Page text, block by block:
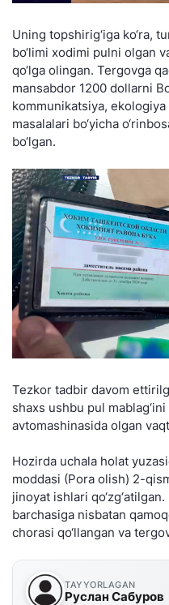
Uning topshirig‘iga ko‘ra,
bo‘limi xodimi pulni olgan
qo‘lga olingan. Tergovga
mansabdor 1200 dollarni
kommunikatsiya, ekologiya
masalalari bo‘yicha
bo‘lgan.
Tezkor tadbir davom
shaxs ushbu pul
avtomashinasida olgan
Hozirda uchala holat
moddasi (Pora olish) 2-
jinoyat ishlari
barchasiga nisbatan
chorasi qo‘llangan va
TAYYORLAGAN
Руслан Сабуров